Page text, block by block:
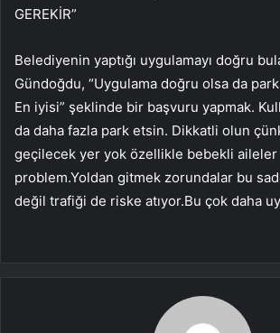
GEREKİR”
Belediyenin yaptığı uygulamayı doğru
Gündoğdu, “Uygulama doğru olsa da
En iyisi” şeklinde bir başvuru yapmak.
da daha fazla park etsin. Dikkatli olun
geçilecek yer yok özellikle bebekli
problem.Yoldan gitmek zorundalar bu
değil trafiği de riske atıyor.Bu çok daha